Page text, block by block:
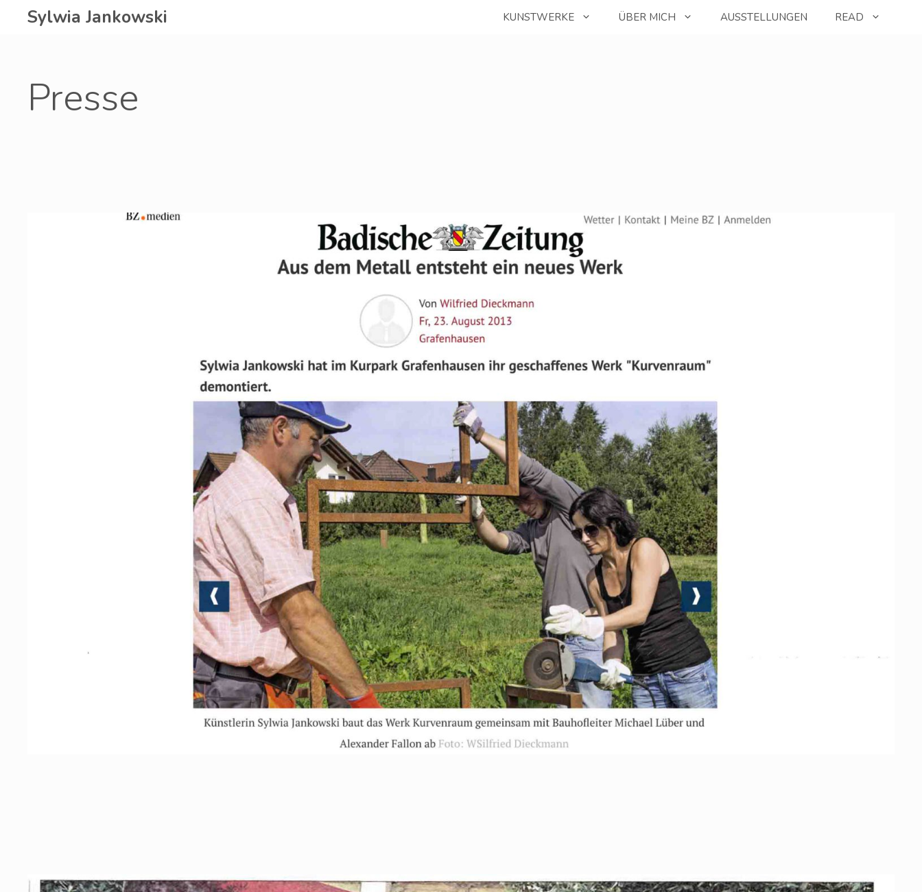
InhaltSylwia Jankowski KUNSTWERKE ÜBER MICH AUSSTELLUNGEN READ
Presse